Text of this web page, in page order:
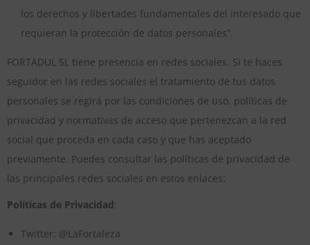
los derechos y libertades fundamentales del interesado que
requieran la protección de datos personales”.
FORTADUL SL tiene presencia en redes sociales. Si te haces
seguidor en las redes sociales el tratamiento de tus datos
personales se regirá por las condiciones de uso, políticas de
privacidad y normativas de acceso que pertenezcan a la red
social que proceda en cada caso y que has aceptado
previamente. Puedes consultar las políticas de privacidad de
las principales redes sociales en estos enlaces:
Políticas de Privacidad:
Twitter: @LaFortaleza